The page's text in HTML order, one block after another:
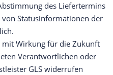
des Liefertermins
Statusinformationen der
Wirkung für die Zukunft
Verantwortlichen oder
GLS widerrufen